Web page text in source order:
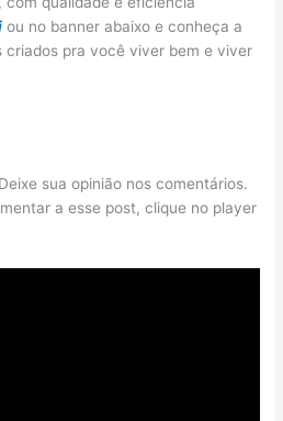
ou no banner abaixo e conheça a
criados pra você viver bem e viver
sua opinião nos comentários.
a esse post, clique no player